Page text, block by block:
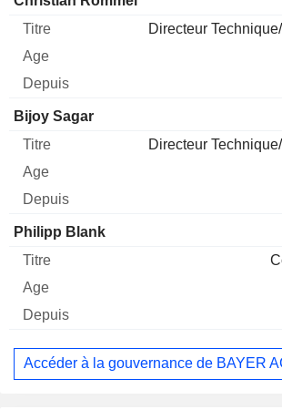
Directeur
Bijoy Sagar
Directeur
Philipp Blank
Accéder à la gouvernance de BAYER